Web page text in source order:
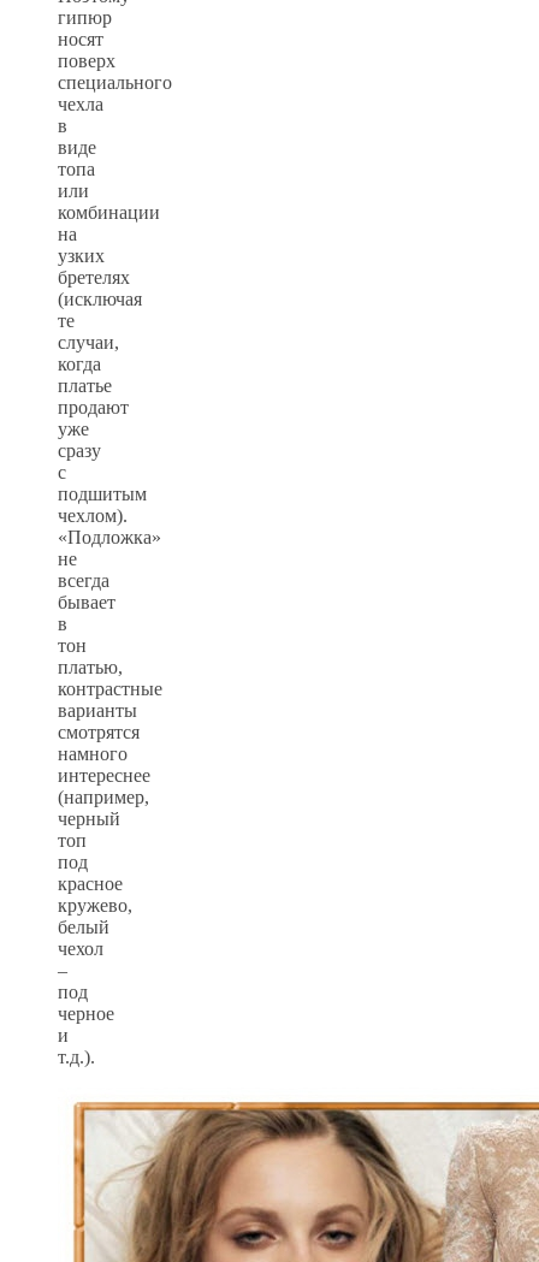
гипюр
носят
поверх
специального
чехла
в
виде
топа
или
комбинации
на
узких
бретелях
(исключая
те
случаи,
когда
платье
продают
уже
сразу
с
подшитым
чехлом).
«Подложка»
не
всегда
бывает
в
тон
платью,
контрастные
варианты
смотрятся
намного
интереснее
(например,
черный
топ
под
красное
кружево,
белый
чехол
–
под
черное
и
т.д.).